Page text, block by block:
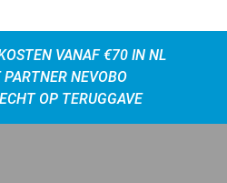
VANAF €70 IN NL
PARTNER NEVOBO
OP TERUGGAVE